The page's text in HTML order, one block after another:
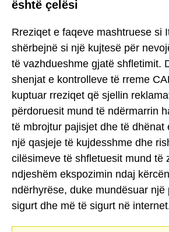
është çelësi
Rreziqet e faqeve mashtruese si
shërbejnë si një kujtesë për
të vazhdueshme gjatë shfletimit.
shenjat e kontrolleve të rreme
kuptuar rreziqet që sjellin
përdoruesit mund të ndërmarrin
të mbrojtur pajisjet dhe të dhënat
një qasjeje të kujdesshme dhe
cilësimeve të shfletuesit mund të
ndjeshëm ekspozimin ndaj
ndërhyrëse, duke mundësuar një
sigurt dhe më të sigurt në